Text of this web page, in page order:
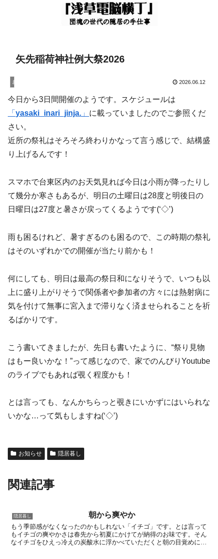
矢先稲荷神社例大祭2026
お知らせ 2026.06.12
今日から3日間開催のようです。スケジュールは
「 yasaki_inari_jinja. 」 に載っていましたのでご参照くだ
さい。
近所の祭礼はそろそろ終わりかなって言う感じで、結構盛
り上げるんです！
スマホで台東区内のお天気見れば今日は小雨が降ったりし
て幾分か寒さもあるが、明日の土曜日は28度と明後日の
日曜日は27度と暑さが戻ってくるようです(‘◇’)ゞ
雨も困るけれど、暑すぎるのも困るので、この時期の祭礼
はそのいずれかでの開催が当たり前かも！
何にしても、明日は最高の祭日和になりそうで、いつも以
上に盛り上がりそうで関係者や参加者の方々には熱射病に
気を付けて無事に宮入まで滞りなく済ませられることを祈
るばかりです。
こう書いてきましたが、先日も書いたように、“祭り見物
はもー良いかな！”って感じなので、家でのんびりYoutube
のライブでもあれば覗く程度かも！
とは言っても、なんかちらっと覗きにいかずにはいられな
いかな…って気もしますね(‘◇’)ゞ
お知らせ 隠居暮し
関連記事
隠居暮し 朝から爽やか
もう季節感がなくなったのかもしれない「イチゴ」です。とは言って
もイチゴの爽やかさは春先から初夏にかけてが納得のお味です。そん
なイチゴをひえっ冷えの炭酸水に浮かべていただくと朝の目覚めにサ